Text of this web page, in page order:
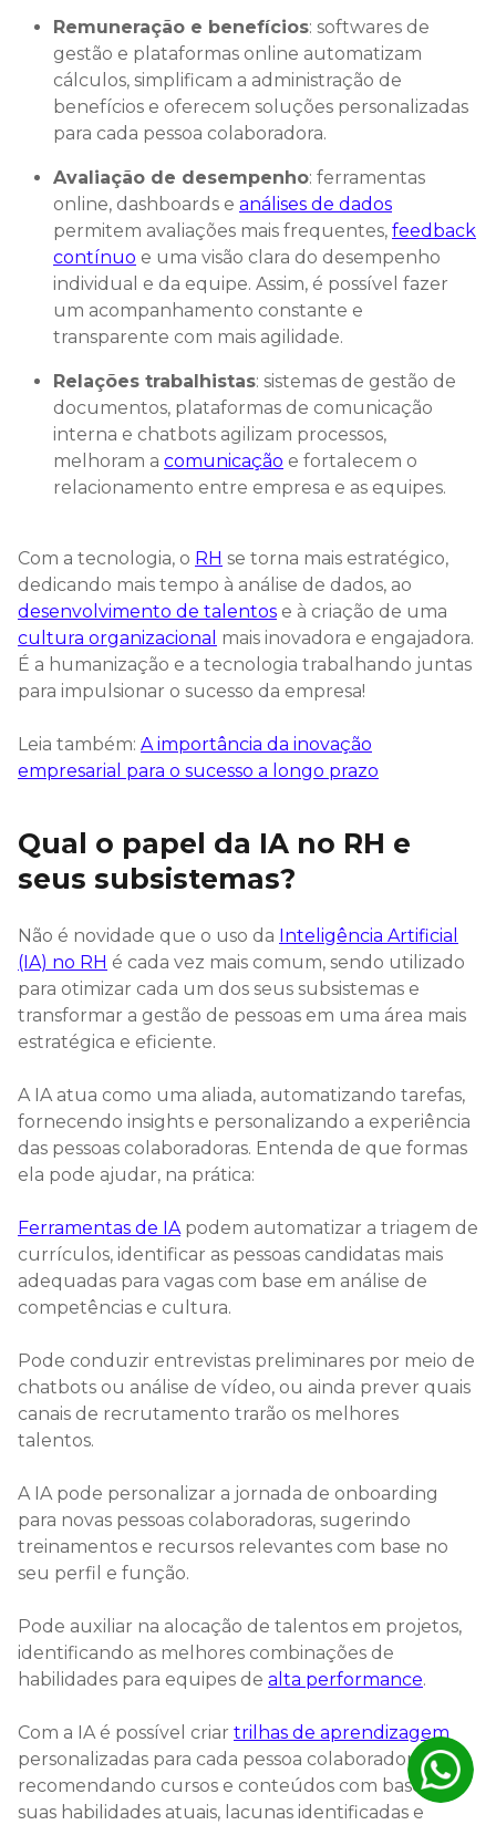
Remuneração e benefícios: softwares de
gestão e plataformas online automatizam
cálculos, simplificam a administração de
benefícios e oferecem soluções personalizadas
para cada pessoa colaboradora.
Avaliação de desempenho: ferramentas
online, dashboards e análises de dados
permitem avaliações mais frequentes, feedback
contínuo e uma visão clara do desempenho
individual e da equipe. Assim, é possível fazer
um acompanhamento constante e
transparente com mais agilidade.
Relações trabalhistas: sistemas de gestão de
documentos, plataformas de comunicação
interna e chatbots agilizam processos,
melhoram a comunicação e fortalecem o
relacionamento entre empresa e as equipes.
Com a tecnologia, o RH se torna mais estratégico,
dedicando mais tempo à análise de dados, ao
desenvolvimento de talentos e à criação de uma
cultura organizacional mais inovadora e engajadora.
É a humanização e a tecnologia trabalhando juntas
para impulsionar o sucesso da empresa!
Leia também: A importância da inovação
empresarial para o sucesso a longo prazo
Qual o papel da IA no RH e
seus subsistemas?
Não é novidade que o uso da Inteligência Artificial
(IA) no RH é cada vez mais comum, sendo utilizado
para otimizar cada um dos seus subsistemas e
transformar a gestão de pessoas em uma área mais
estratégica e eficiente.
A IA atua como uma aliada, automatizando tarefas,
fornecendo insights e personalizando a experiência
das pessoas colaboradoras. Entenda de que formas
ela pode ajudar, na prática:
Ferramentas de IA podem automatizar a triagem de
currículos, identificar as pessoas candidatas mais
adequadas para vagas com base em análise de
competências e cultura.
Pode conduzir entrevistas preliminares por meio de
chatbots ou análise de vídeo, ou ainda prever quais
canais de recrutamento trarão os melhores
talentos.
A IA pode personalizar a jornada de onboarding
para novas pessoas colaboradoras, sugerindo
treinamentos e recursos relevantes com base no
seu perfil e função.
Pode auxiliar na alocação de talentos em projetos,
identificando as melhores combinações de
habilidades para equipes de alta performance.
Com a IA é possível criar trilhas de aprendizagem
personalizadas para cada pessoa colaboradora,
recomendando cursos e conteúdos com base em
suas habilidades atuais, lacunas identificadas e